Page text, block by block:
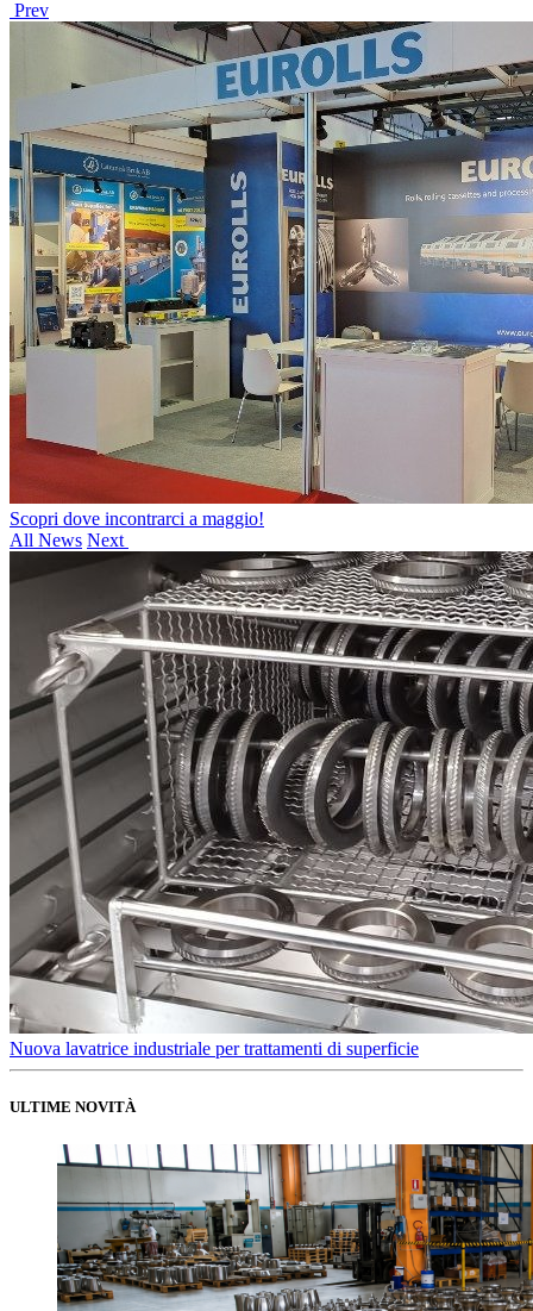
Prev
Scopri dove incontrarci a maggio!
All News Next
Nuova lavatrice industriale per trattamenti di superficie
ULTIME NOVITÀ